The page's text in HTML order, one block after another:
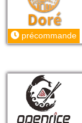
précommande